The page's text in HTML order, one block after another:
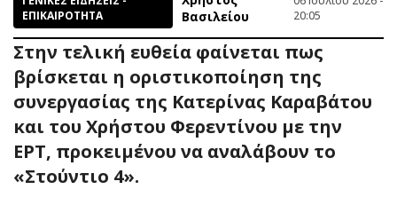
ΕΠΙΚΑΙΡΟΤΗΤΑ
Βασιλείου
20:05
Στην τελική ευθεία φαίνεται πως
βρίσκεται η οριστικοποίηση της
συνεργασίας της Κατερίνας Καραβάτου
και του Χρήστου Φερεντίνου με την
ΕΡΤ, προκειμένου να αναλάβουν το
«Στούντιο 4».